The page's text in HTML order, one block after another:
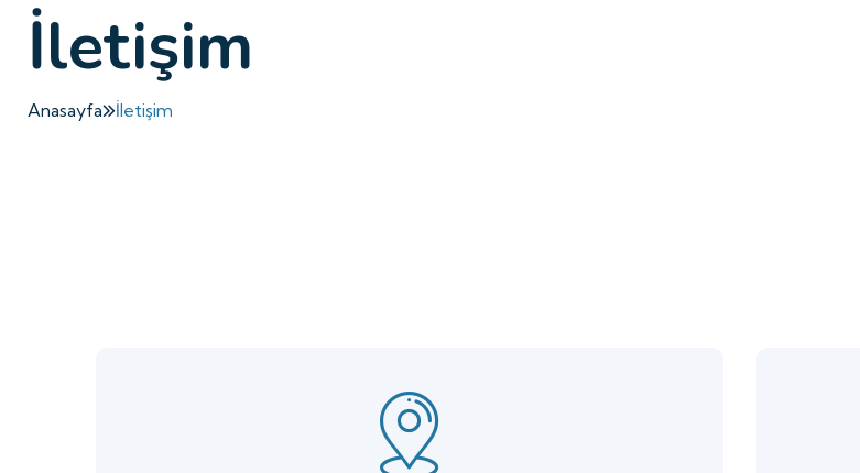
İletişim
Anasayfa İletişim